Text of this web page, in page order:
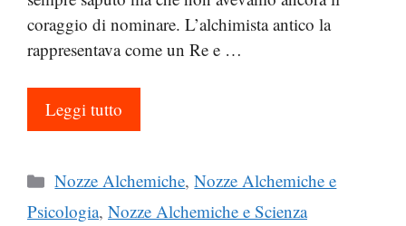
coraggio di nominare. L’alchimista antico la
rappresentava come un Re e …
Leggi tutto
Categorie
Nozze Alchemiche,Nozze Alchemiche e
Psicologia, Nozze Alchemiche e Scienza